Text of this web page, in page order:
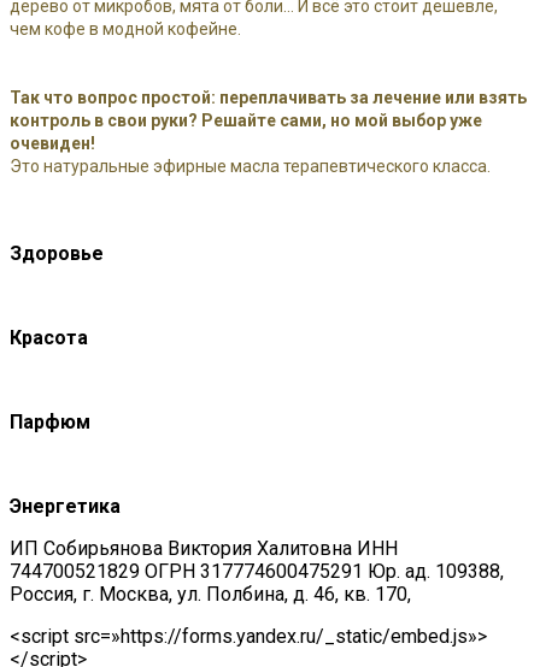
дерево от микробов, мята от боли… И всё это стоит дешевле,
чем кофе в модной кофейне.
Так что вопрос простой: переплачивать за лечение или взять
контроль в свои руки? Решайте сами, но мой выбор уже
очевиден!
Это натуральные эфирные масла терапевтического класса.
Здоровье
Красота
Парфюм
Энергетика
ИП Собирьянова Виктория Халитовна ИНН
744700521829 ОГРН 317774600475291 Юр. ад. 109388,
Россия, г. Москва, ул. Полбина, д. 46, кв. 170,
<script src=»https://forms.yandex.ru/_static/embed.js»>
</script>